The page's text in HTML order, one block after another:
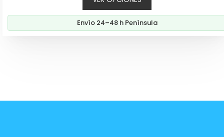
Envío 24–48 h Península